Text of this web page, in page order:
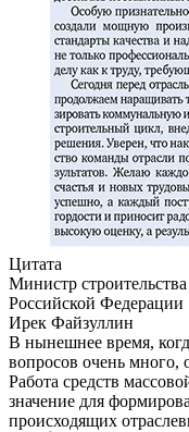
Цитата
Министр
Российской Федерации
Ирек Файзуллин
В нынешнее время,
вопросов очень много,
Работа средств
значение для
происходящих